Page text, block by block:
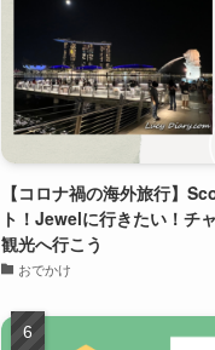
【コロナ禍の海外旅行】
ト！Jewelに行きたい！チ
観光へ行こう
おでかけ